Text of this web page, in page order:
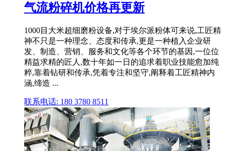
气流粉碎机价格再更新
1000目大米超细磨粉设备,对于埃尔派粉体可来说,工匠精
神不只是一种理念、态度和传承,更是一种植入企业研
发、制造、营销、服务和文化等各个环节的基因,一位位
精益求精的匠人,数十年如一日的追求着职业技能愈加纯
粹,靠着钻研和传承,凭着专注和坚守,阐释着工匠精神内
涵,缔造 ...
联系电话: 180 3780 8511